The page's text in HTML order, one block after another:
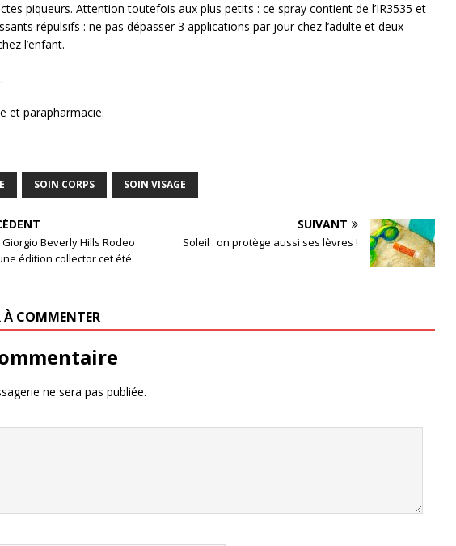
piqueurs. Attention toutefois aux plus petits : ce spray contient de l’IR3535 et
répulsifs : ne pas dépasser 3 applications par jour chez l’adulte et deux
l’enfant.
et parapharmacie.
SOIN CORPS SOIN VISAGE
Beverly Hills Rodeo
édition collector cet été
SUIVANT
Soleil : on protège aussi ses lèvres !
À COMMENTER
ne sera pas publiée.